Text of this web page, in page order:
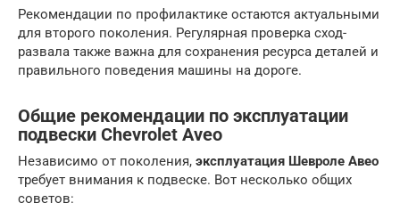
Рекомендации по профилактике остаются актуальными
для второго поколения. Регулярная проверка сход-
развала также важна для сохранения ресурса деталей и
правильного поведения машины на дороге.
Общие рекомендации по эксплуатации
подвески Chevrolet Aveo
Независимо от поколения, эксплуатация Шевроле Авео
требует внимания к подвеске. Вот несколько общих
советов: